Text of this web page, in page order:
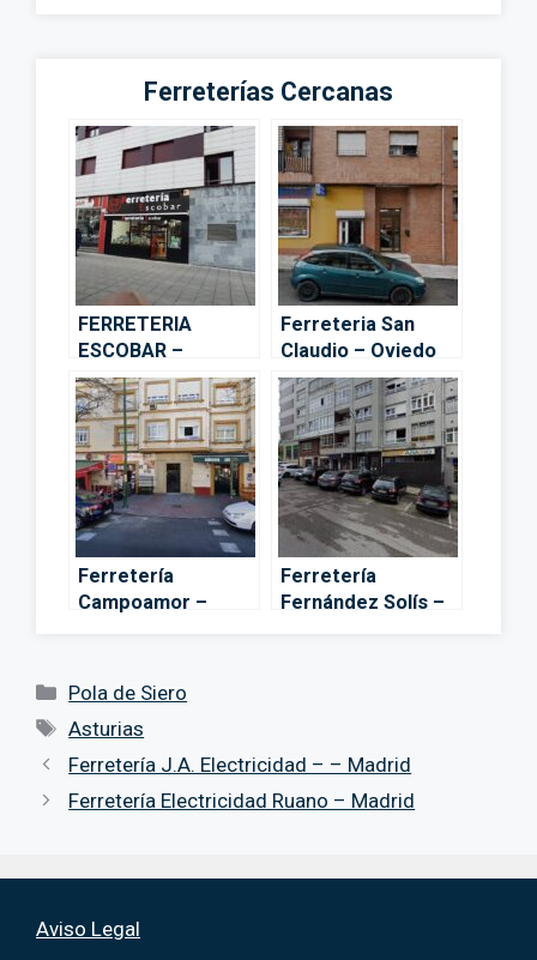
Ferreterías Cercanas
FERRETERIA
ESCOBAR –
Langreo
Ferreteria San
Claudio – Oviedo
Ferretería
Campoamor –
Ferretería
Fernández Solís –
Categorías
Pola de Siero
Etiquetas
Asturias
Ferretería J.A. Electricidad – – Madrid
Ferretería Electricidad Ruano – Madrid
Aviso Legal